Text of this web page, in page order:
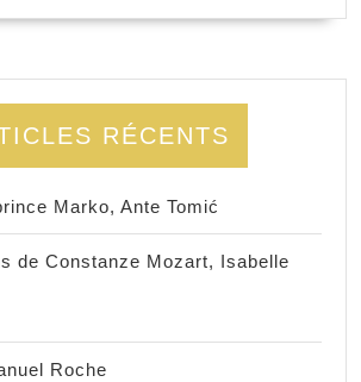
RÉCENTS
Marko, Ante Tomić
de Constanze Mozart, Isabelle
Roche